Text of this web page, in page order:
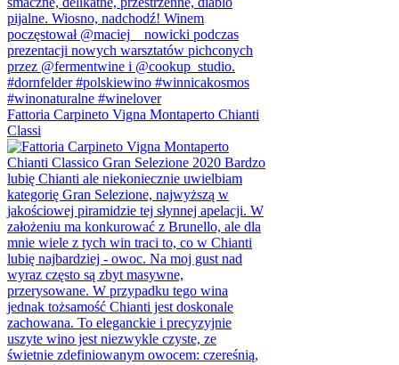
Fattoria Carpineto Vigna Montaperto Chianti
Classi